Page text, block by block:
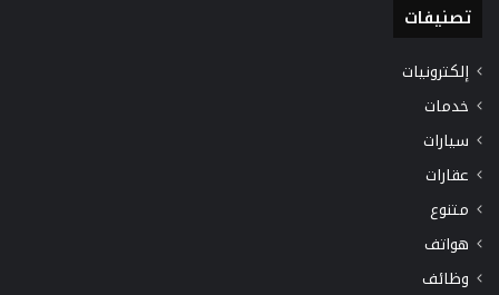
تصنيفات
إلكترونيات
خدمات
سيارات
عقارات
متنوع
هواتف
وظائف